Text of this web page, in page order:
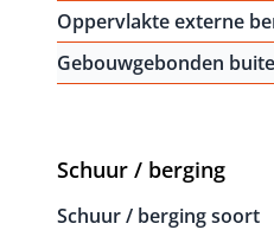
Oppervlakte externe
Gebouwgebonden
Schuur / berging
Schuur / berging soort